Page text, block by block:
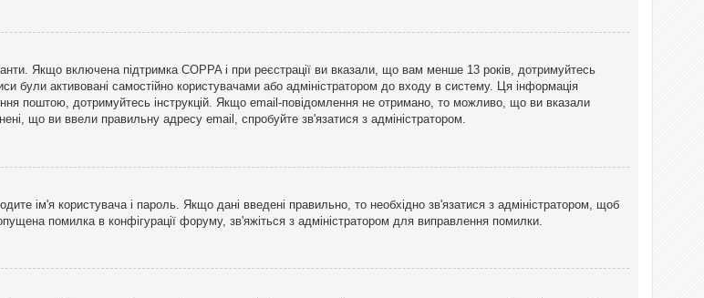
Якщо включена підтримка COPPA і при реєстрації ви вказали, що вам менше 13 років, дотримуйтесь
були активовані самостійно користувачами або адміністратором до входу в систему. Ця інформація
поштою, дотримуйтесь інструкцій. Якщо email-повідомлення не отримано, то можливо, що ви вказали
що ви ввели правильну адресу email, спробуйте зв'язатися з адміністратором.
ім'я користувача і пароль. Якщо дані введені правильно, то необхідно зв'язатися з адміністратором, щоб
помилка в конфігурації форуму, зв'яжіться з адміністратором для виправлення помилки.